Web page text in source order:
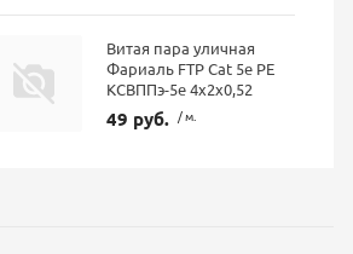
Витая пара уличная
Фариаль FTP Cat 5е PE
КСВППэ-5е 4х2х0,52
49 руб. / м.